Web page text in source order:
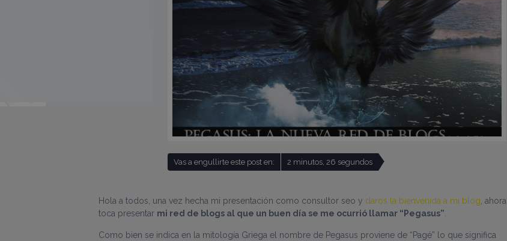
Vas a engullirte este post en: 2 minutos, 26 segundos
Hola a todos, una vez hecha mi presentación como consultor seo y daros la bienvenida a mi blog, ahora
toca presentar mi red de blogs al que un buen día se me ocurrió llamar “Pegasus”.
Como bien se indica en la mitología Griega el nombre de Pegasus proviene de “Pagé” lo que significa